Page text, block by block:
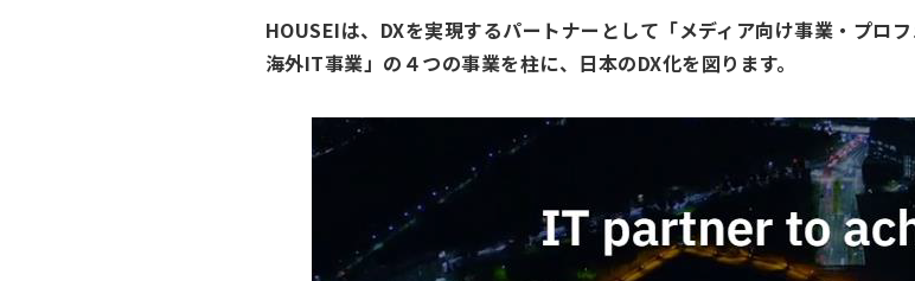
HOUSEIは、DXを実現するパートナーとして「メディア向け事業・プロ
海外IT事業」の４つの事業を柱に、日本のDX化を図ります。